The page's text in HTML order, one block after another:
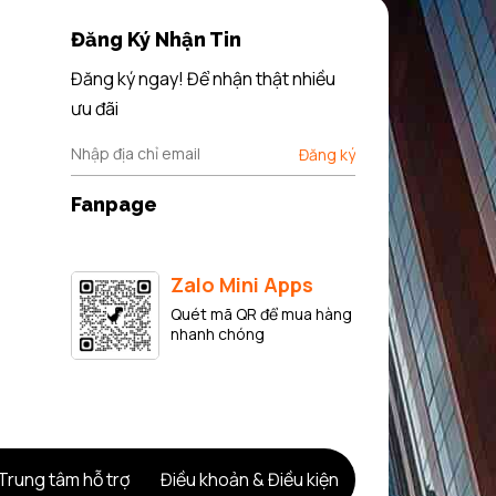
một
của
từng
đẹp
cồng
bếp
Đăng Ký Nhận Tin
Đăng ký ngay! Để nhận thật nhiều
ưu đãi
Đăng ký
Fanpage
Zalo Mini Apps
Quét mã QR để mua hàng
nhanh chóng
tâm hỗ trợ Điều khoản & Điều kiện